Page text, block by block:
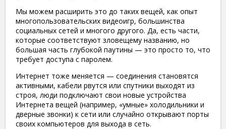
Мы можем расширить это до таких вещей, как опыт
многопользовательских видеоигр, большинства
социальных сетей и многого другого. Да, есть части,
которые соответствуют зловещему названию, но
большая часть глубокой паутины — это просто то, что
требует доступа с паролем.
Интернет тоже меняется — соединения становятся
активными, кабели рвутся или спутники выходят из
строя, люди подключают свои новые устройства
Интернета вещей (например, «умные» холодильники и
дверные звонки) к сети или случайно открывают порты
своих компьютеров для выхода в сеть.